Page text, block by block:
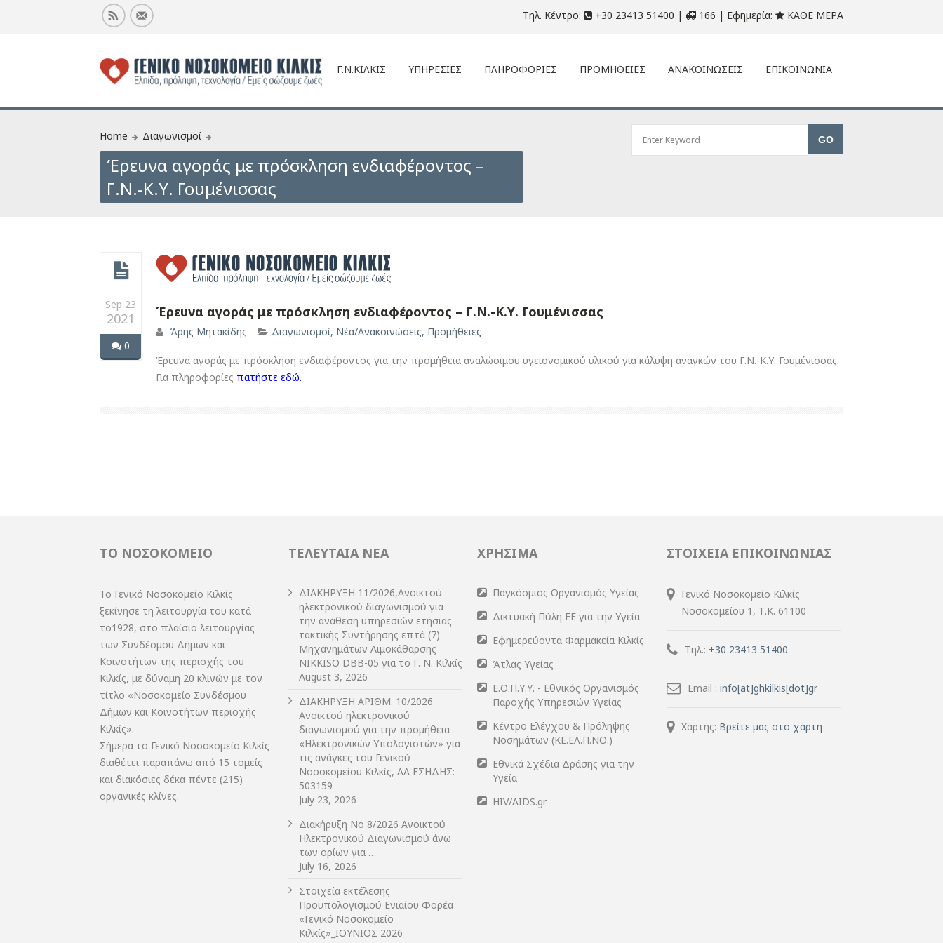
Τηλ. Κέντρο: +30 23413 51400 | 166 | Εφημερία: ΚΑΘΕ ΜΕΡΑ
Γ.Ν.ΚΙΛΚΙΣ ΥΠΗΡΕΣΙΕΣ ΠΛΗΡΟΦΟΡΙΕΣ ΠΡΟΜΗΘΕΙΕΣ ΑΝΑΚΟΙΝΩΣΕΙΣ ΕΠΙΚΟΙΝΩΝΙΑ
Home Διαγωνισμοί
Έρευνα αγοράς με πρόσκληση ενδιαφέροντος –
Γ.Ν.-Κ.Υ. Γουμένισσας
Sep 23
2021
0
Έρευνα αγοράς με πρόσκληση ενδιαφέροντος – Γ.Ν.-Κ.Υ. Γουμένισσας
Άρης Μητακίδης Διαγωνισμοί, Νέα/Ανακοινώσεις, Προμήθειες
Έρευνα αγοράς με πρόσκληση ενδιαφέροντος για την προμήθεια αναλώσιμου υγειονομικού υλικού για κάλυψη αναγκών του Γ.Ν.-Κ.Υ. Γουμένισσας.
Για πληροφορίες πατήστε εδώ.
ΤΟ ΝΟΣΟΚΟΜΕΙΟ
Το Γενικό Νοσοκομείο Κιλκίς
ξεκίνησε τη λειτουργία του κατά
το1928, στο πλαίσιο λειτουργίας
των Συνδέσμου Δήμων και
Κοινοτήτων της περιοχής του
Κιλκίς, με δύναμη 20 κλινών με τον
τίτλο «Νοσοκομείο Συνδέσμου
Δήμων και Κοινοτήτων περιοχής
Κιλκίς».
Σήμερα το Γενικό Νοσοκομείο Κιλκίς
διαθέτει παραπάνω από 15 τομείς
και διακόσιες δέκα πέντε (215)
οργανικές κλίνες.
ΤΕΛΕΥΤΑΙΑ ΝΕΑ
ΔIΑΚΗΡΥΞΗ 11/2026,Ανοικτού
ηλεκτρονικού διαγωνισμού για
την ανάθεση υπηρεσιών ετήσιας
τακτικής Συντήρησης επτά (7)
Μηχανημάτων Αιμοκάθαρσης
NIKKISO DBB-05 για το Γ. Ν. Κιλκίς
August 3, 2026
ΔIΑΚΗΡΥΞΗ ΑΡIΘΜ. 10/2026
Ανοικτού ηλεκτρονικού
διαγωνισμού για την προμήθεια
«Ηλεκτρονικών Υπολογιστών» για
τις ανάγκες του Γενικού
Νοσοκομείου Κιλκίς, ΑΑ ΕΣΗΔΗΣ:
503159
July 23, 2026
Διακήρυξη Νο 8/2026 Ανοικτού
Ηλεκτρονικού Διαγωνισμού άνω
των ορίων για …
July 16, 2026
Στοιχεία εκτέλεσης
Προϋπολογισμού Ενιαίου Φορέα
«Γενικό Νοσοκομείο
Κιλκίς»_ΙΟΥΝΙΟΣ 2026
ΧΡΗΣΙΜΑ
Παγκόσμιος Οργανισμός Υγείας
Δικτυακή Πύλη ΕΕ για την Υγεία
Εφημερεύοντα Φαρμακεία Κιλκίς
Άτλας Υγείας
Ε.Ο.Π.Υ.Υ. - Εθνικός Οργανισμός
Παροχής Υπηρεσιών Υγείας
Κέντρο Ελέγχου & Πρόληψης
Νοσημάτων (ΚΕ.ΕΛ.Π.ΝΟ.)
Εθνικά Σχέδια Δράσης για την
Υγεία
HIV/AIDS.gr
ΣΤΟΙΧΕΙΑ ΕΠΙΚΟΙΝΩΝΙΑΣ
Γενικό Νοσοκομείο Κιλκίς
Νοσοκομείου 1, Τ.Κ. 61100
Τηλ.: +30 23413 51400
Email : info[at]ghkilkis[dot]gr
Χάρτης: Βρείτε μας στο χάρτη